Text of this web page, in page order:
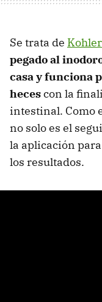
Se trata de
pegado al
casa y funciona
hecescon la
intestinal. Como
no solo es el
la aplicación
los resultados.